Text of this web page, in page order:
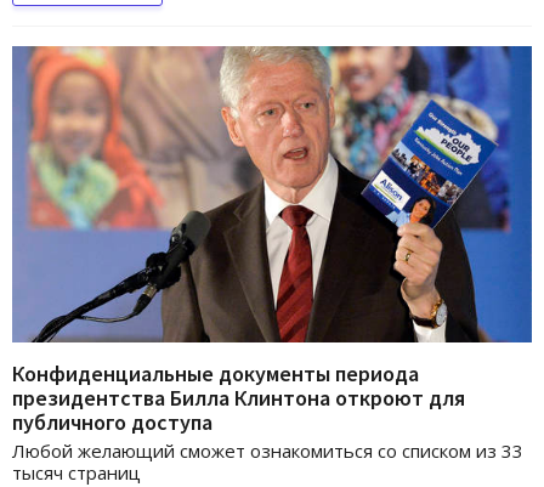
Конфиденциальные документы периода
президентства Билла Клинтона откроют для
публичного доступа
Любой желающий сможет ознакомиться со списком из 33
тысяч страниц